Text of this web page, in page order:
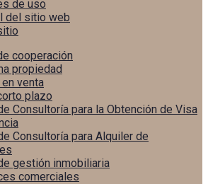
de uso
del sitio web
cooperación
propiedad
venta
plazo
Consultoría para la Obtención de Visa
Consultoría para Alquiler de
gestión inmobiliaria
comerciales